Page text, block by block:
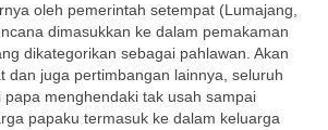
oleh pemerintah setempat (Lumajang,
dimasukkan ke dalam pemakaman
dikategorikan sebagai pahlawan. Akan
dan juga pertimbangan lainnya, seluruh
menghendaki tak usah sampai
papaku termasuk ke dalam keluarga